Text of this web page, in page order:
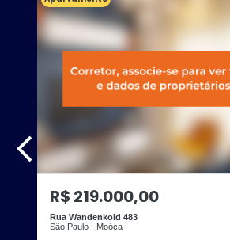
R$ 219.000,00
Rua Wandenkold 483
São Paulo - Moóca